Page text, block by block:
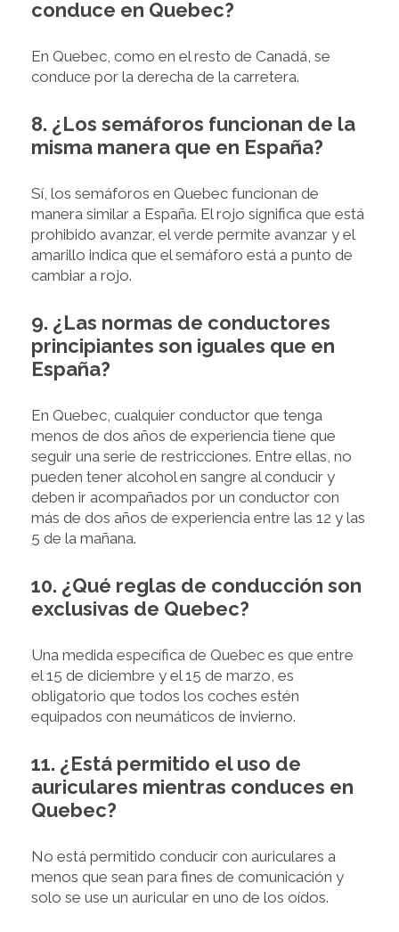
conduce en Quebec?
En Quebec, como en el resto de Canadá, se
conduce por la derecha de la carretera.
8. ¿Los semáforos funcionan de la
misma manera que en España?
Sí, los semáforos en Quebec funcionan de
manera similar a España. El rojo significa que está
prohibido avanzar, el verde permite avanzar y el
amarillo indica que el semáforo está a punto de
cambiar a rojo.
9. ¿Las normas de conductores
principiantes son iguales que en
España?
En Quebec, cualquier conductor que tenga
menos de dos años de experiencia tiene que
seguir una serie de restricciones. Entre ellas, no
pueden tener alcohol en sangre al conducir y
deben ir acompañados por un conductor con
más de dos años de experiencia entre las 12 y las
5 de la mañana.
10. ¿Qué reglas de conducción son
exclusivas de Quebec?
Una medida específica de Quebec es que entre
el 15 de diciembre y el 15 de marzo, es
obligatorio que todos los coches estén
equipados con neumáticos de invierno.
11. ¿Está permitido el uso de
auriculares mientras conduces en
Quebec?
No está permitido conducir con auriculares a
menos que sean para fines de comunicación y
solo se use un auricular en uno de los oídos.